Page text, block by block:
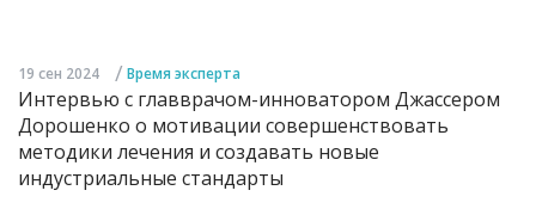
19 сен 2024 / Время эксперта
Интервью с главврачом-инноватором Джассером
Дорошенко о мотивации совершенствовать
методики лечения и создавать новые
индустриальные стандарты